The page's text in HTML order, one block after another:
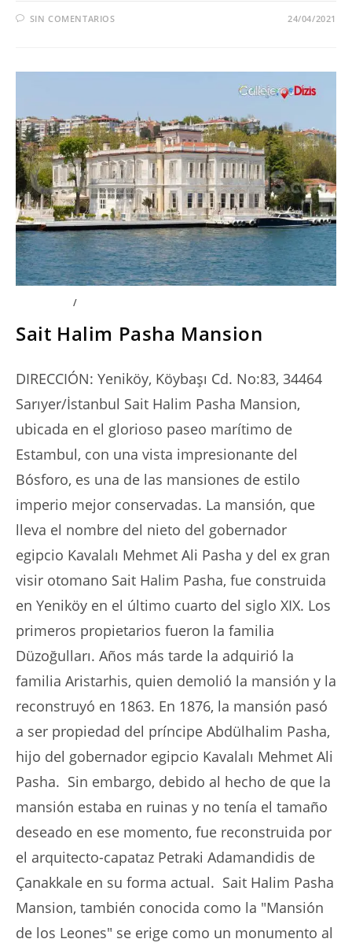
SIN COMENTARIOS 24/04/2021
/
Sait Halim Pasha Mansion
DIRECCIÓN: Yeniköy, Köybaşı Cd. No:83, 34464
Sarıyer/İstanbul Sait Halim Pasha Mansion,
ubicada en el glorioso paseo marítimo de
Estambul, con una vista impresionante del
Bósforo, es una de las mansiones de estilo
imperio mejor conservadas. La mansión, que
lleva el nombre del nieto del gobernador
egipcio Kavalalı Mehmet Ali Pasha y del ex gran
visir otomano Sait Halim Pasha, fue construida
en Yeniköy en el último cuarto del siglo XIX. Los
primeros propietarios fueron la familia
Düzoğulları. Años más tarde la adquirió la
familia Aristarhis, quien demolió la mansión y la
reconstruyó en 1863. En 1876, la mansión pasó
a ser propiedad del príncipe Abdülhalim Pasha,
hijo del gobernador egipcio Kavalalı Mehmet Ali
Pasha. Sin embargo, debido al hecho de que la
mansión estaba en ruinas y no tenía el tamaño
deseado en ese momento, fue reconstruida por
el arquitecto-capataz Petraki Adamandidis de
Çanakkale en su forma actual. Sait Halim Pasha
Mansion, también conocida como la "Mansión
de los Leones" se erige como un monumento al